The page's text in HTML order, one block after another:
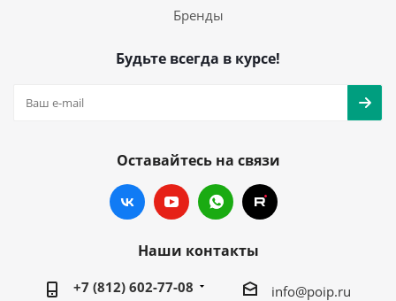
Бренды
Будьте всегда в курсе!
Оставайтесь на связи
Наши контакты
+7 (812) 602-77-08 info@poip.ru